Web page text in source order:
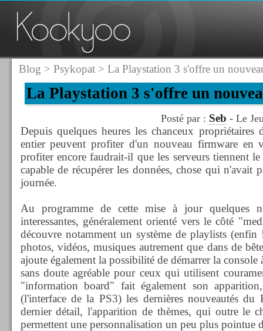
Blog > Psykopat> La Playstation 3 s'offre un
La Playstation 3 s'offre un
Posté par : Seb - Le
Depuis quelques heures les chanceux
entier peuvent profiter d'un nouveau firmware en
profiter encore faudrait-il que les serveurs tiennent
capable de récupérer les données, chose qui n'avait
journée.
Au programme de cette mise à jour quelques
interessantes, généralement orienté vers le côté
découvre notamment un système de playlists
photos, vidéos, musiques autrement que dans de
ajoute également la possibilité de démarrer la console
sans doute agréable pour ceux qui utilisent
"information board" fait également son
(l'interface de la PS3) les dernières nouveautés
dernier détail, l'apparition de thèmes, qui outre le
permettent une personnalisation un peu plus pointue